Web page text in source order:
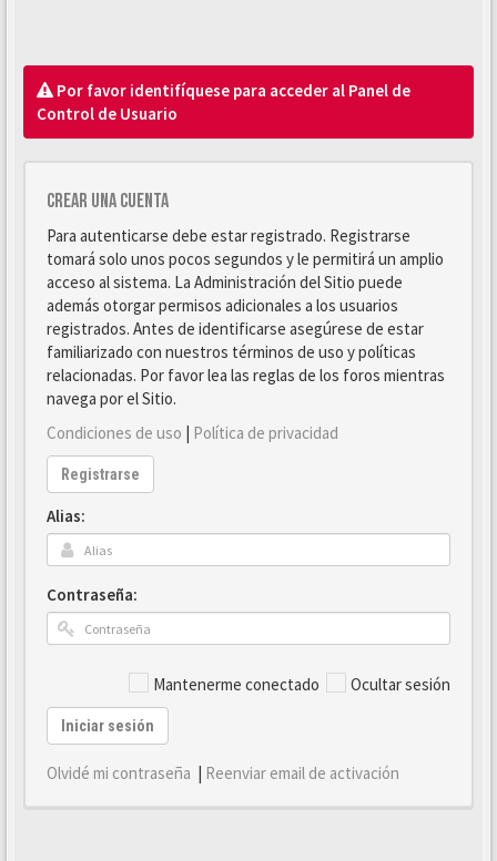
Por favor identifíquese para acceder al Panel de
Control de Usuario
Crear una cuenta
Para autenticarse debe estar registrado. Registrarse
tomará solo unos pocos segundos y le permitirá un amplio
acceso al sistema. La Administración del Sitio puede
además otorgar permisos adicionales a los usuarios
registrados. Antes de identificarse asegúrese de estar
familiarizado con nuestros términos de uso y políticas
relacionadas. Por favor lea las reglas de los foros mientras
navega por el Sitio.
Condiciones de uso | Política de privacidad
Registrarse
Alias:
Contraseña:
Mantenerme conectado Ocultar sesión
Iniciar sesión
Olvidé mi contraseña | Reenviar email de activación